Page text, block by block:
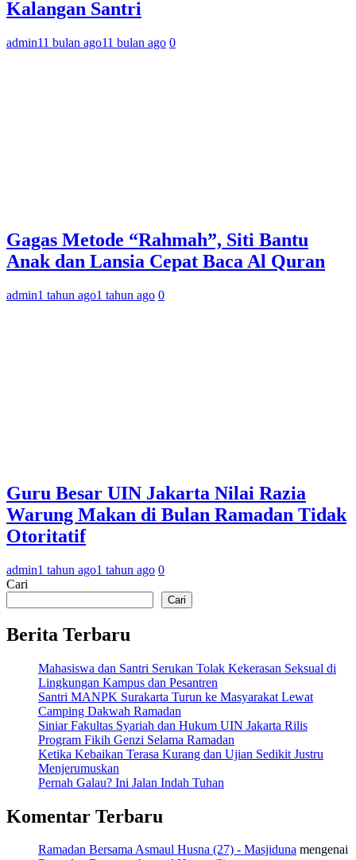
Kalangan Santri
admin11 bulan ago11 bulan ago 0
Gagas Metode “Rahmah”, Siti Bantu
Anak dan Lansia Cepat Baca Al Quran
admin1 tahun ago1 tahun ago 0
Guru Besar UIN Jakarta Nilai Razia
Warung Makan di Bulan Ramadan Tidak
Otoritatif
admin1 tahun ago1 tahun ago 0
Cari
Cari
Berita Terbaru
Mahasiswa dan Santri Serukan Tolak Kekerasan Seksual di
Lingkungan Kampus dan Pesantren
Santri MANPK Surakarta Turun ke Masyarakat Lewat
Camping Dakwah Ramadan
Siniar Fakultas Syariah dan Hukum UIN Jakarta Rilis
Program Fikih Genzi Selama Ramadan
Ketika Kebaikan Terasa Kurang dan Ujian Sedikit Justru
Menjerumuskan
Pernah Galau? Ini Jalan Indah Tuhan
Komentar Terbaru
Ramadan Bersama Asmaul Husna (27) - Masjiduna mengenai